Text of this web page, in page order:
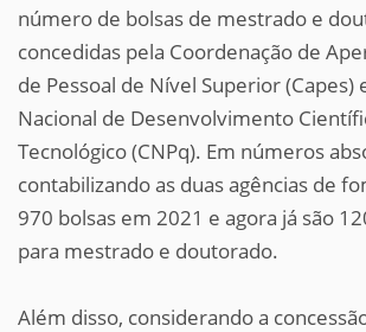
número de bolsas de mestrado e
concedidas pela Coordenação de
de Pessoal de Nível Superior (Capes)
Nacional de Desenvolvimento
Tecnológico (CNPq). Em números
contabilizando as duas agências de
970 bolsas em 2021 e agora já são
para mestrado e doutorado.
Além disso, considerando a